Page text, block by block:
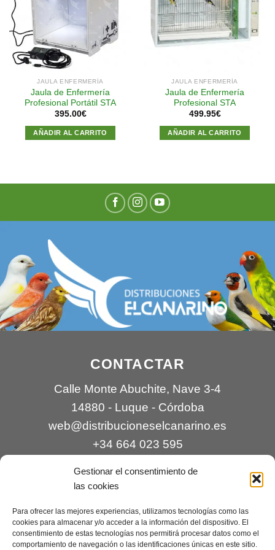
Gestionar el consentimiento de
las cookies
Para ofrecer las mejores experiencias, utilizamos tecnologías como las
cookies para almacenar y/o acceder a la información del dispositivo. El
consentimiento de estas tecnologías nos permitirá procesar datos como el
comportamiento de navegación o las identificaciones únicas en este sitio.
Añadir
lista de
deseos
JAULA ENFERMERÍA
Jaula de Enfermería
Profesional Portátil STA
395.00€
AÑADIR AL CARRITO
Añadir
lista de
deseos
JAULA ENFERMERÍA
Jaula de Enfermería
Profesional STA
499.95€
AÑADIR AL CARRITO
CONTACTAR
Calle Monte Abuchite, Nave 3-4
14880 - Luque - Córdoba
web@distribucioneselcanarino.es
+34 664 023 595